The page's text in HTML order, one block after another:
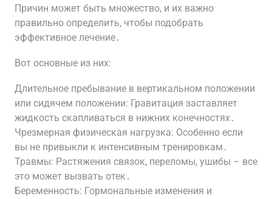
Причин может быть множество, и их важно
правильно определить, чтобы подобрать
эффективное лечение․
Вот основные из них:
Длительное пребывание в вертикальном положении
или сидячем положении: Гравитация заставляет
жидкость скапливаться в нижних конечностях․
Чрезмерная физическая нагрузка: Особенно если
вы не привыкли к интенсивным тренировкам․
Травмы: Растяжения связок, переломы, ушибы – все
это может вызвать отек․
Беременность: Гормональные изменения и